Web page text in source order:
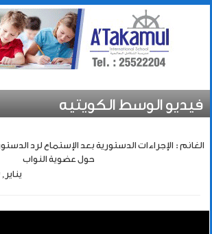
فيديو الوسط الكويتيه
الغانم : الإجراءات الدستورية بعد الإستماع لرد
حول عضوية النواب
08 يناير, 2019 , 08:24:00 ص